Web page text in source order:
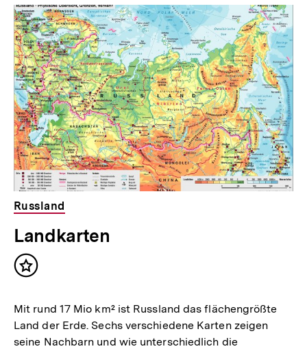
Russland
Landkarten
Inhalt
Mit rund 17 Mio km² ist Russland das flächengrößte
Land der Erde. Sechs verschiedene Karten zeigen
seine Nachbarn und wie unterschiedlich die